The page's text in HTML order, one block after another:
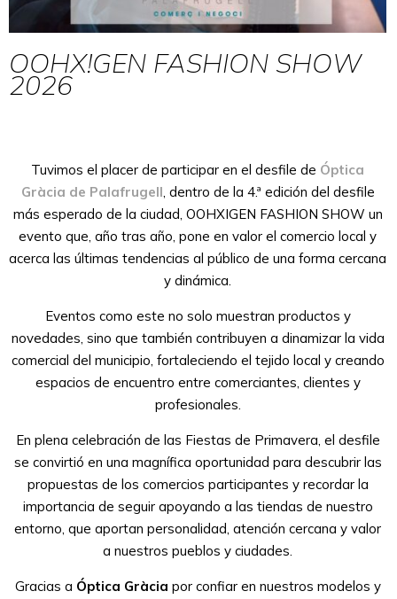
OOHX!GEN FASHION SHOW
2026
Tuvimos el placer de participar en el desfile de Óptica
Gràcia de Palafrugell, dentro de la 4.ª edición del desfile
más esperado de la ciudad, OOHXIGEN FASHION SHOW un
evento que, año tras año, pone en valor el comercio local y
acerca las últimas tendencias al público de una forma cercana
y dinámica.
Eventos como este no solo muestran productos y
novedades, sino que también contribuyen a dinamizar la vida
comercial del municipio, fortaleciendo el tejido local y creando
espacios de encuentro entre comerciantes, clientes y
profesionales.
En plena celebración de las Fiestas de Primavera, el desfile
se convirtió en una magnífica oportunidad para descubrir las
propuestas de los comercios participantes y recordar la
importancia de seguir apoyando a las tiendas de nuestro
entorno, que aportan personalidad, atención cercana y valor
a nuestros pueblos y ciudades.
Gracias a Óptica Gràcia por confiar en nuestros modelos y